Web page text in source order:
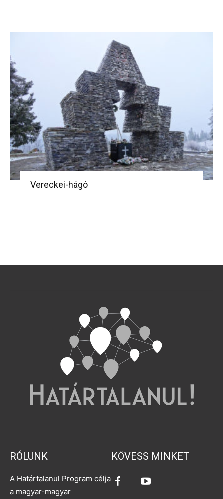
Vereckei-hágó
RÓLUNK
A Határtalanul Program célja
a magyar-magyar
KÖVESS MINKET